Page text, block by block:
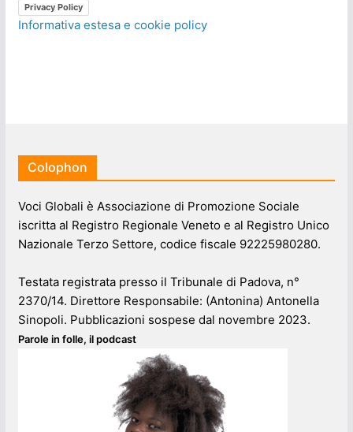
Privacy Policy
Informativa estesa e cookie policy
Colophon
Voci Globali è Associazione di Promozione Sociale
iscritta al Registro Regionale Veneto e al Registro Unico
Nazionale Terzo Settore, codice fiscale 92225980280.
Testata registrata presso il Tribunale di Padova, n°
2370/14. Direttore Responsabile: (Antonina) Antonella
Sinopoli. Pubblicazioni sospese dal novembre 2023.
Parole in folle, il podcast